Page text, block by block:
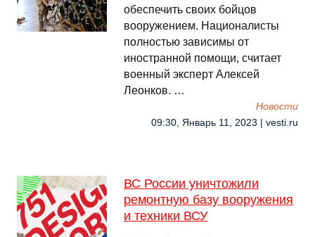
обеспечить своих бойцов
вооружением. Националисты
полностью зависимы от
иностранной помощи, считает
военный эксперт Алексей
Леонков. …
Новости
09:30, Январь 11, 2023 | vesti.ru
ВС России уничтожили
ремонтную базу вооружения
и техники ВСУ